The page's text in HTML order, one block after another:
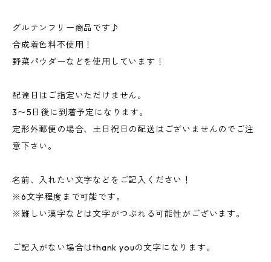
グルテンフリー商品です♪
合成着色料不使用！
野菜パウダーなどを使用しています！
配達日はご指定いただけません。
3〜5日後に到着予定になります。
定形外郵便の場合、土日祝日の配送はございませんのでご注
意下さい。
名前、入れたい文字などをご記入ください！
※6文字程度まで可能です。
※難しい漢字などは文字がつぶれる可能性がございます。
ご記入がない場合はthank youの文字になります。